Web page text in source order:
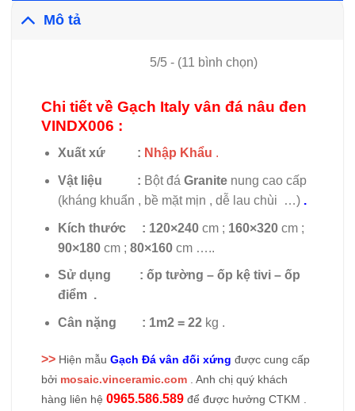
Mô tả
5/5 - (11 bình chọn)
Chi tiết về Gạch Italy vân đá nâu đen
VINDX006 :
Xuất xứ : Nhập Khẩu .
Vật liệu : Bột đá Granitenung cao cấp
(kháng khuẩn , bề mặt mịn , dễ lau chùi …).
Kích thước : 120×240cm ; 160×320cm ;
90×180cm ; 80×160cm …..
Sử dụng : ốp tường – ốp kệ tivi – ốp
điểm .
Cân nặng : 1m2 = 22kg .
>> Hiện mẫu Gạch Đá vân đối xứng được cung cấp
bởi mosaic.vinceramic.com. Anh chị quý khách
hàng liên hệ 0965.586.589để được hưởng CTKM .